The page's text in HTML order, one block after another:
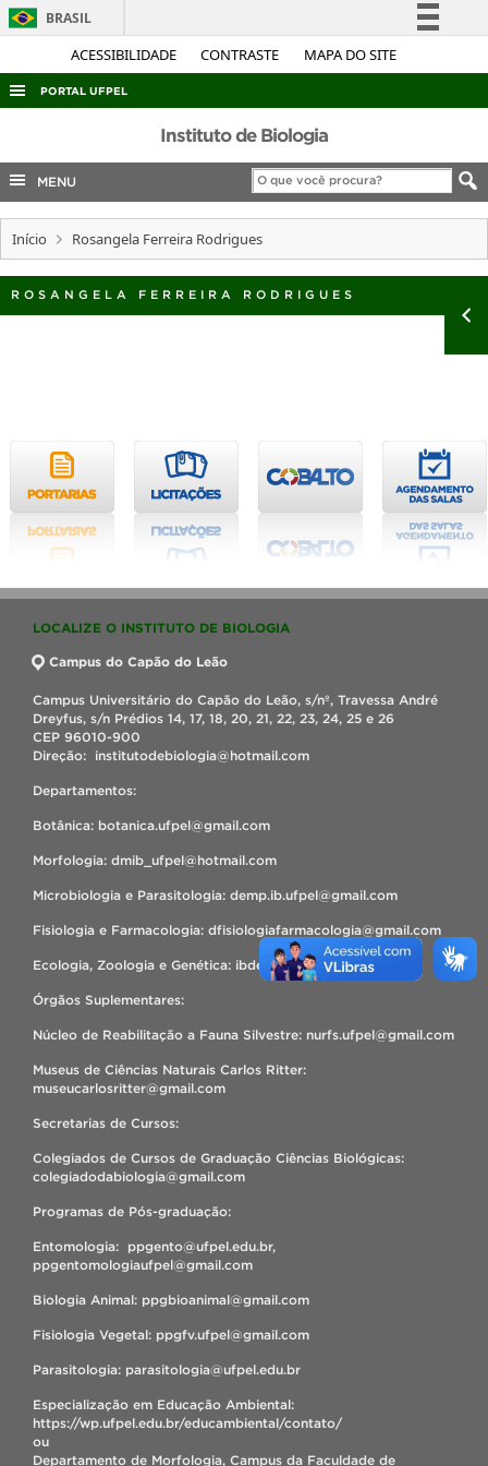
ACESSIBILIDADE CONTRASTE MAPA DO SITE
BRASIL
Simplifique!
Acesso à informação
Legislação
Canais
PORTAL UFPEL
ACESSO À INFORMAÇÃO
AUDITORIA
COBALTO
CONCURSOS
EDITAIS
INTERNACIONAL
Instituto de Biologia
MENU
Início Rosangela Ferreira Rodrigues
ROSANGELA FERREIRA RODRIGUES
LOCALIZE O INSTITUTO DE BIOLOGIA
Campus do Capão do Leão
Campus Universitário do Capão do Leão, s/nº, Travessa André
Dreyfus, s/n Prédios 14, 17, 18, 20, 21, 22, 23, 24, 25 e 26
CEP 96010-900
Direção: institutodebiologia@hotmail.com
Departamentos:
Botânica: botanica.ufpel@gmail.com
Morfologia: dmib_ufpel@hotmail.com
Microbiologia e Parasitologia: demp.ib.ufpel@gmail.com
Fisiologia e Farmacologia: dfisiologiafarmacologia@gmail.com
Ecologia, Zoologia e Genética: ibdezg@hotmail.com
Órgãos Suplementares:
Núcleo de Reabilitação a Fauna Silvestre: nurfs.ufpel@gmail.com
Museus de Ciências Naturais Carlos Ritter:
museucarlosritter@gmail.com
Secretarias de Cursos:
Colegiados de Cursos de Graduação Ciências Biológicas:
colegiadodabiologia@gmail.com
Programas de Pós-graduação:
Entomologia: ppgento@ufpel.edu.br,
ppgentomologiaufpel@gmail.com
Biologia Animal: ppgbioanimal@gmail.com
Fisiologia Vegetal: ppgfv.ufpel@gmail.com
Parasitologia: parasitologia@ufpel.edu.br
Especialização em Educação Ambiental:
https://wp.ufpel.edu.br/educambiental/contato/
ou
Departamento de Morfologia, Campus da Faculdade de